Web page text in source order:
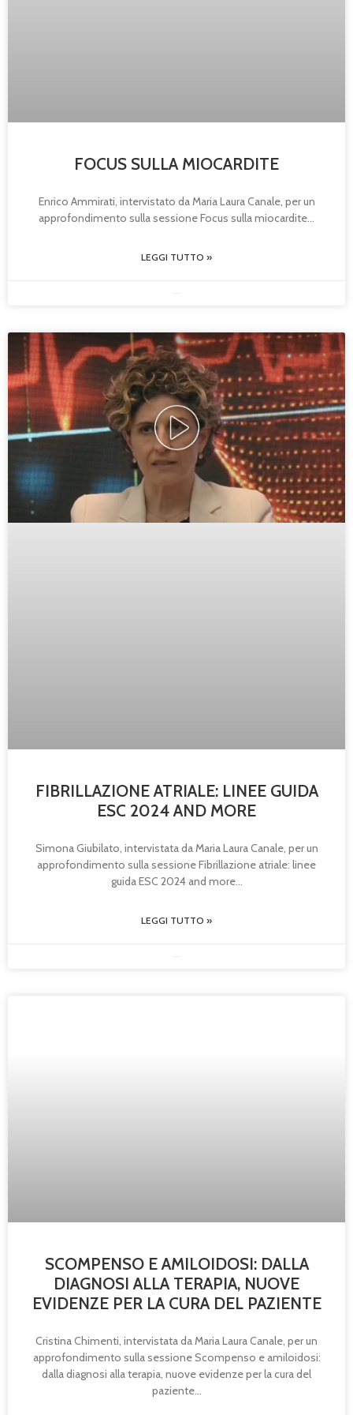
FOCUS SULLA MIOCARDITE
Enrico Ammirati, intervistato da Maria Laura Canale, per un
approfondimento sulla sessione Focus sulla miocardite
LEGGI TUTTO »
FIBRILLAZIONE ATRIALE: LINEE GUIDA
ESC 2024 AND MORE
Simona Giubilato, intervistata da Maria Laura Canale, per un
approfondimento sulla sessione Fibrillazione atriale: linee
guida ESC 2024 and more
LEGGI TUTTO »
SCOMPENSO E AMILOIDOSI: DALLA
DIAGNOSI ALLA TERAPIA, NUOVE
EVIDENZE PER LA CURA DEL PAZIENTE
Cristina Chimenti, intervistata da Maria Laura Canale, per un
approfondimento sulla sessione Scompenso e amiloidosi:
dalla diagnosi alla terapia, nuove evidenze per la cura del
paziente